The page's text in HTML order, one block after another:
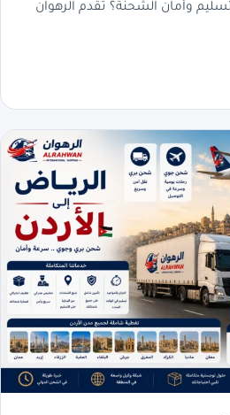
وأمان الشحنة؟ تقدم الرهوان